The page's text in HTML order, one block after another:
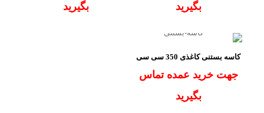
بگیرید
بگیرید
کاسه بستنی کاغذی 350 سی سی
جهت خرید عمده تماس
بگیرید